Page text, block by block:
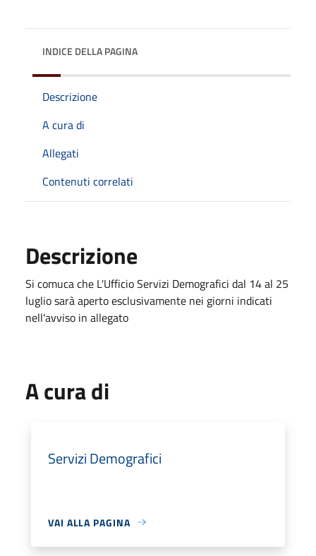
INDICE DELLA PAGINA
Descrizione
A cura di
Allegati
Contenuti correlati
Descrizione
Si comuca che L'Ufficio Servizi Demografici dal 14 al 25
luglio sarà aperto esclusivamente nei giorni indicati
nell'avviso in allegato
A cura di
Servizi Demografici
VAI ALLA PAGINA